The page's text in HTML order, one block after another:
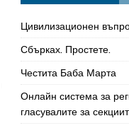
Цивилизационен
Сбърках. Простете.
Честита Баба Марта
Онлайн система за
гласувалите за